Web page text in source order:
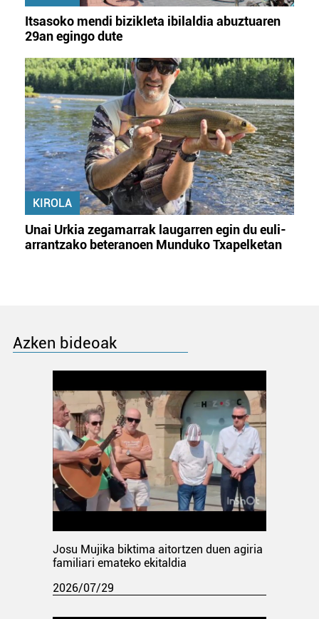
Itsasoko mendi bizikleta ibilaldia abuztuaren
29an egingo dute
KIROLA
Unai Urkia zegamarrak laugarren egin du euli-
arrantzako beteranoen Munduko Txapelketan
Azken bideoak
Josu Mujika biktima aitortzen duen agiria
familiari emateko ekitaldia
2026/07/29